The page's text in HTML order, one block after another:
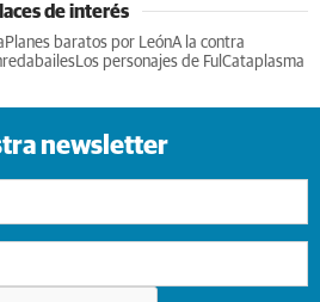
de interés
Planes baratos por LeónA la contra
Los personajes de Ful Cataplasma
newsletter